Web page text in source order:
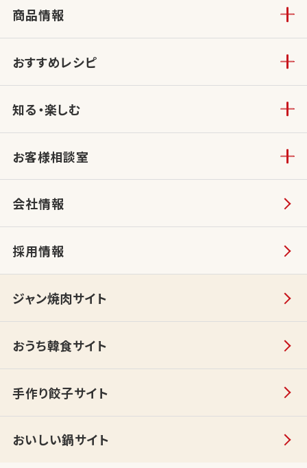
商品情報
おすすめレシピ
知る・楽しむ
お客様相談室
会社情報
採用情報
ジャン焼肉サイト
おうち韓食サイト
手作り餃子サイト
おいしい鍋サイト